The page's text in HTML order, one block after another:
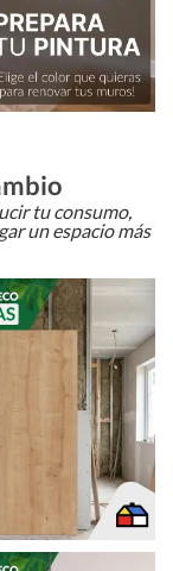
tu consumo,
un espacio más